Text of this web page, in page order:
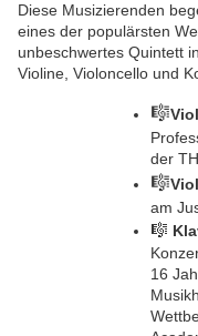
Diese Musizierenden
eines der populärsten
unbeschwertes Quintett
Violine, Violoncello und
🎼
der
🎼
am
🎼
16